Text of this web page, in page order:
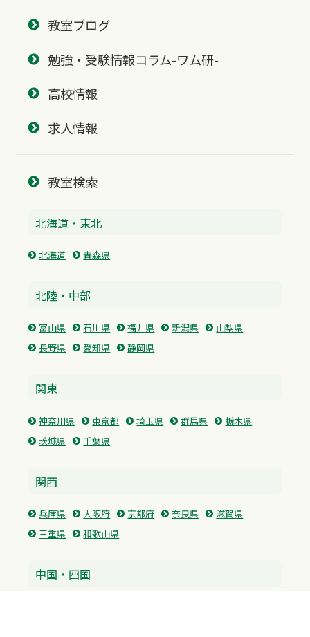
教室ブログ
勉強・受験情報コラム-ワム研-
高校情報
求人情報
教室検索
北海道・東北
北海道 青森県
北陸・中部
富山県 石川県 福井県 新潟県
山梨県
長野県
愛知県 静岡県
関東
神奈川県 東京都 埼玉県 群馬県
栃木県
茨城県
千葉県
関西
兵庫県 大阪府 京都府 奈良県
滋賀県
三重県
和歌山県
中国・四国